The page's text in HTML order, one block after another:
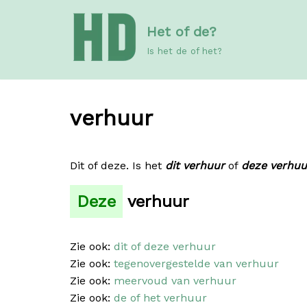
Het of de?
Is het de of het?
verhuur
Dit of deze. Is het dit verhuurof deze
Deze verhuur
Zie ook: dit of deze verhuur
Zie ook: tegenovergestelde van verhuur
Zie ook: meervoud van verhuur
Zie ook: de of het verhuur